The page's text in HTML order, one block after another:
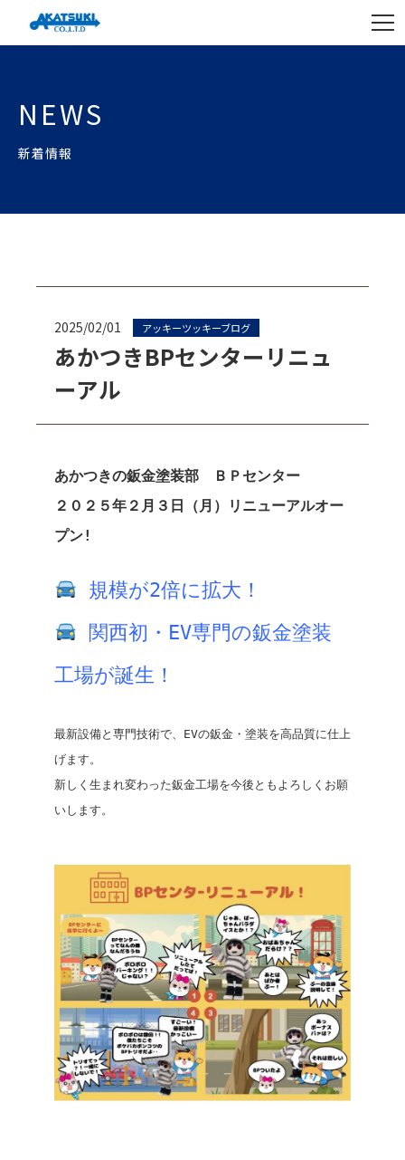
NEWS
新着情報
2025/02/01 アッキーツッキーブログ
あかつきBPセンターリニュ
ーアル
あかつきの鈑金塗装部 ＢＰセンター
２０２５年２月３日（月）
リニューアルオー
プン!
規模が2倍に拡大！
関西初・EV専門の鈑金塗装
工場が誕生！
最新設備と専門技術で、EVの鈑金・塗装を高品質に仕上
げます。
新しく生まれ変わった鈑金工場を今後ともよろしくお願
いします。